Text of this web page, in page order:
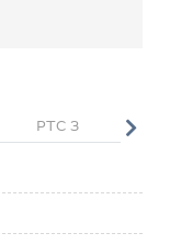
РТС 3